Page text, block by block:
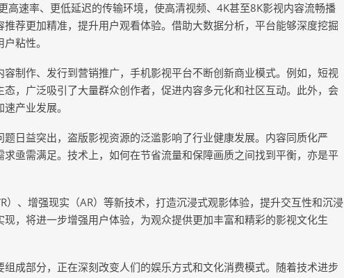
高速率、更低延迟的传输环境，使高清视频、4K甚至8K影视内容流畅播
荐更加精准，提升用户观看体验。借助大数据分析，平台能够深度挖掘
粘性。
制作、发行到营销推广，手机影视平台不断创新商业模式。例如，短视
，广泛吸引了大量群众创作者，促进内容多元化和社区互动。此外，会
产业发展。
日益突出，盗版影视资源的泛滥影响了行业健康发展。内容同质化严
亟需满足。技术上，如何在节省流量和保障画质之间找到平衡，亦是平
）、增强现实（AR）等新技术，打造沉浸式观影体验，提升交互性和沉浸
，将进一步增强用户体验，为观众提供更加丰富和精彩的影视文化生
成部分，正在深刻改变人们的娱乐方式和文化消费模式。随着技术进步